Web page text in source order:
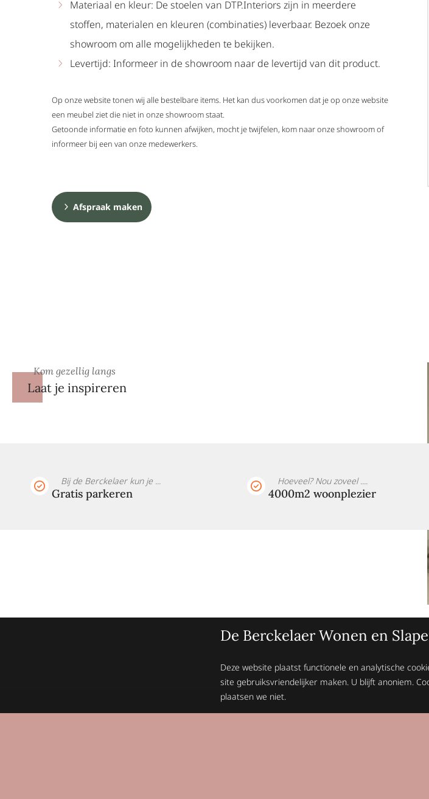
Materiaal en kleur: De stoelen van DTP.Interiors zijn in meerdere
stoffen, materialen en kleuren (combinaties) leverbaar. Bezoek onze
showroom om alle mogelijkheden te bekijken.
Levertijd: Informeer in de showroom naar de levertijd van dit product.
Op onze website tonen wij alle bestelbare items. Het kan dus voorkomen dat je op onze website
een meubel ziet die niet in onze showroom staat.
Getoonde informatie en foto kunnen afwijken, mocht je twijfelen, kom naar onze showroom of
informeer bij een van onze medewerkers.
Afspraak maken
Kom gezellig langs
Laat je inspireren
Bij de Berckelaer kun je ...
Gratis parkeren
Hoeveel? Nou zoveel ....
4000m2 woonplezier
De Berckelaer Wonen en
Deze website plaatst functionele en analytische
site gebruiksvriendelijker maken. U blijft anoniem.
plaatsen we niet.